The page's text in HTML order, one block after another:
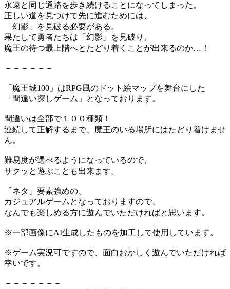
永遠と同じ通路を歩き続けることになってしまった。
正しい道を見つけて先に進むためには、
「幻影」を見破る必要がある。
果たして勇者たちは「幻影」を見破り、
魔王の待つ最上階へとたどり着くことが出来るのか…！
－－－－－－
「魔王城100」はRPG風のドット絵マップを舞台にした
「間違い探しゲーム」となっております。
間違いは全部で１００種類！
連続して正解するまで、魔王のいる場所にはたどり着けませ
ん。
難易度が選べるようになっているので、
サクッと遊ぶことも出来ます。
「ネタ」要素強めの、
カジュアルゲームとなっておりますので、
なんでも楽しめる方に遊んでいただければと思います。
※一部画像にAI生成したものを加工して使用しています。
※ゲーム実況可ですので、面白おかしく遊んでいただければ
幸いです。
－－－－－－－